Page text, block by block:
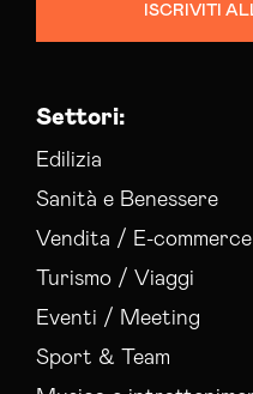
ISCRIVITI
Settori:
Edilizia
Sanità e Benessere
Vendita / E-commerce
Turismo / Viaggi
Eventi / Meeting
Sport & Team